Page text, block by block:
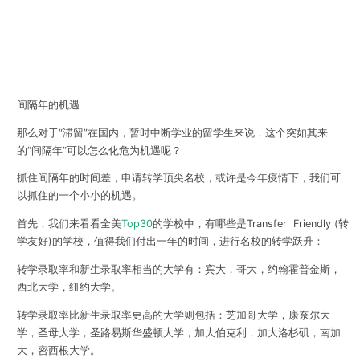
间隔年的机遇
那么对于“滞留”在国内，暂时中断学业的留学生来说，这个突如其来
的“间隔年“可以怎么化危为机遇呢？
抓住间隔年的时间差，申请转学顶尖名校，或许是今年疫情下，我们可
以抓住的一个小小的机遇。
首先，我们来看看全美Top30的学校中，有哪些是Transfer Friendly (转
学友好)的学校，值得我们付出一年的时间，进行名校的转学跃升：
转学录取率和新生录取率相当的大学有：宾大，哥大，约翰霍普金斯，
西北大学，纽约大学。
转学录取率比新生录取率更高的大学则包括：芝加哥大学，康奈尔大
学，圣母大学，圣路易斯华盛顿大学，加大伯克利，加大洛杉矶，南加
大，密西根大学。